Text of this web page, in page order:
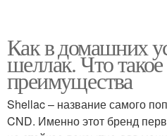
Как в домашних
шеллак. Что
преимущества
Shellac – название самого
CND. Именно этот бренд